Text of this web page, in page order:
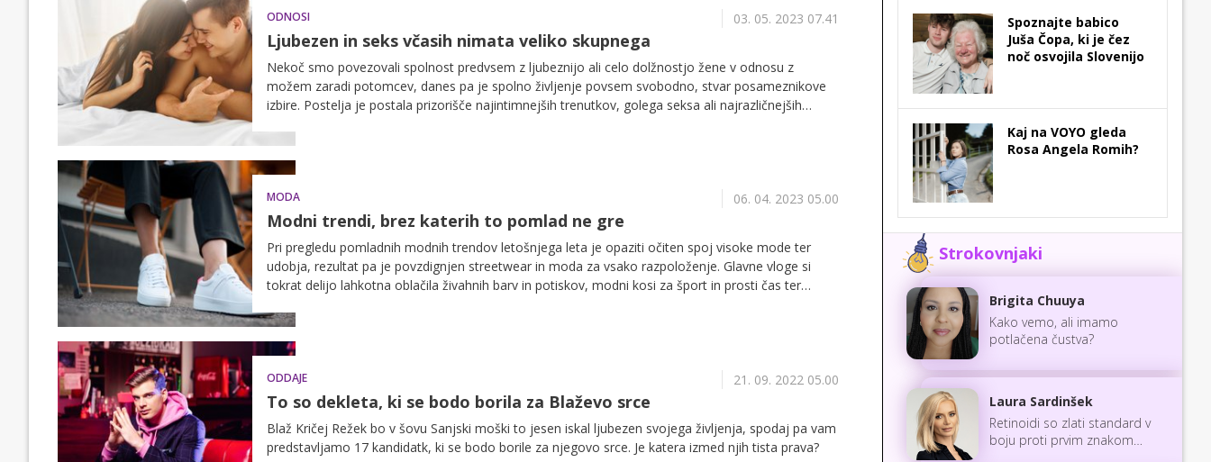
ODNOSI 03. 05. 2023 07.41
Ljubezen in seks včasih nimata veliko skupnega
Nekoč smo povezovali spolnost predvsem z ljubeznijo ali celo dolžnostjo žene v odnosu z
možem zaradi potomcev, danes pa je spolno življenje povsem svobodno, stvar posameznikove
izbire. Postelja je postala prizorišče najintimnejših trenutkov, golega seksa ali najrazličnejših
ljubezenskih čustev, ki so jih nadomestili zgolj čisti užitki.
MODA 06. 04. 2023 05.00
Modni trendi, brez katerih to pomlad ne gre
Pri pregledu pomladnih modnih trendov letošnjega leta je opaziti očiten spoj visoke mode ter
udobja, rezultat pa je povzdignjen streetwear in moda za vsako razpoloženje. Glavne vloge si
tokrat delijo lahkotna oblačila živahnih barv in potiskov, modni kosi za šport in prosti čas ter
smejo manjkati v vaši omari.
ODDAJE 21. 09. 2022 05.00
To so dekleta, ki se bodo borila za Blaževo srce
Blaž Kričej Režek bo v šovu Sanjski moški to jesen iskal ljubezen svojega življenja, spodaj pa vam
predstavljamo 17 kandidatk, ki se bodo borile za njegovo srce. Je katera izmed njih tista prava?
Spoznajte babico
Juša Čopa, ki je čez
noč osvojila Slovenijo
Kaj na VOYO gleda
Rosa Angela Romih?
Strokovnjaki
Brigita Chuuya
Kako vemo, ali imamo
potlačena čustva?
Laura Sardinšek
Retinoidi so zlati standard v
boju proti prvim znakom